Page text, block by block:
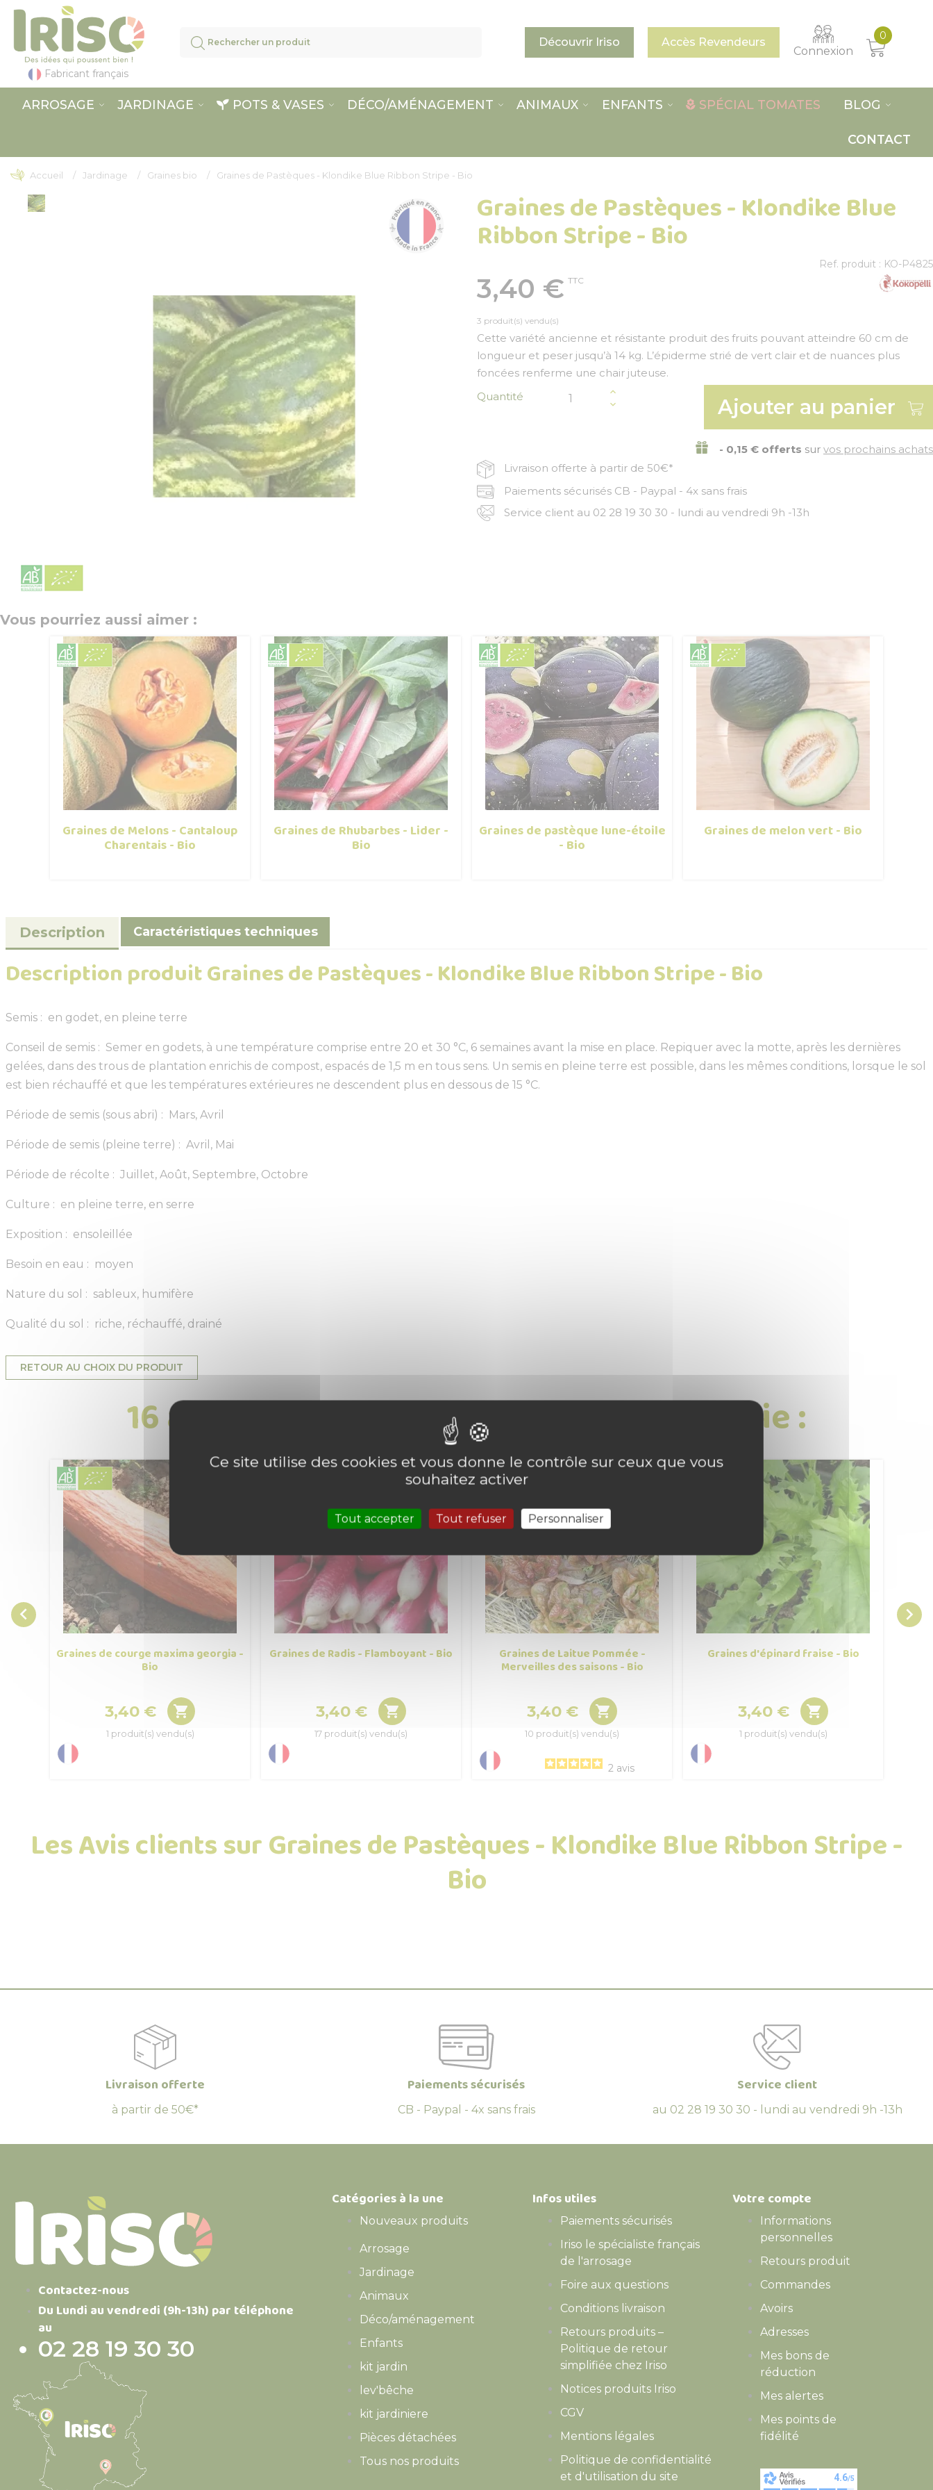
Fabricant français
Découvrir Iriso Accès Revendeurs
Connexion
0
ARROSAGE JARDINAGE POTS & VASES DÉCO/AMÉNAGEMENT ANIMAUX ENFANTS SPÉCIAL TOMATES BLOG
CONTACT
Accueil Jardinage Graines bio Graines de Pastèques - Klondike Blue Ribbon Stripe - Bio
Graines de Pastèques - Klondike Blue
Ribbon Stripe - Bio
Ref. produit : KO-P4825
3,40 € TTC
3 produit(s) vendu(s)
Cette variété ancienne et résistante produit des fruits pouvant atteindre 60 cm de
longueur et peser jusqu’à 14 kg. L’épiderme strié de vert clair et de nuances plus
foncées renferme une chair juteuse.
Quantité
Ajouter au panier
- 0,15 € offerts sur vos prochains achats
Livraison offerte à partir de 50€*
Paiements sécurisés CB - Paypal - 4x sans frais
Service client au 02 28 19 30 30 - lundi au vendredi 9h -13h
Vous pourriez aussi aimer :
Graines de Melons - Cantaloup
Charentais - Bio
Graines de Rhubarbes - Lider -
Bio
Graines de pastèque lune-étoile
- Bio
Graines de melon vert - Bio
Description Caractéristiques techniques
Description produit Graines de Pastèques - Klondike Blue Ribbon Stripe - Bio
Semis : en godet, en pleine terre
Conseil de semis : Semer en godets, à une température comprise entre 20 et 30 °C, 6 semaines avant la mise en place. Repiquer avec la motte, après les dernières
gelées, dans des trous de plantation enrichis de compost, espacés de 1,5 m en tous sens. Un semis en pleine terre est possible, dans les mêmes conditions, lorsque le sol
est bien réchauffé et que les températures extérieures ne descendent plus en dessous de 15 °C.
Période de semis (sous abri) : Mars, Avril
Période de semis (pleine terre) : Avril, Mai
Période de récolte : Juillet, Août, Septembre, Octobre
Culture : en pleine terre, en serre
Exposition : ensoleillée
Besoin en eau : moyen
Nature du sol : sableux, humifère
Qualité du sol : riche, réchauffé, drainé
RETOUR AU CHOIX DU PRODUIT
16 autres produits dans la même catégorie :

Graines de courge maxima georgia -
Bio
Prix
3,40 € 
1 produit(s) vendu(s)
Graines de Radis - Flamboyant - Bio
Prix
3,40 € 
17 produit(s) vendu(s)
Graines de Laitue Pommée -
Merveilles des saisons - Bio
Prix
3,40 € 
10 produit(s) vendu(s)
2 avis
Graines d'épinard fraise - Bio
Prix
3,40 € 
1 produit(s) vendu(s)

Les Avis clients sur Graines de Pastèques - Klondike Blue Ribbon Stripe -
Bio
Livraison offerte
à partir de 50€*
Paiements sécurisés
CB - Paypal - 4x sans frais
Service client
au 02 28 19 30 30 - lundi au vendredi 9h -13h
Contactez-nous
Du Lundi au vendredi (9h-13h) par téléphone
au
02 28 19 30 30
Catégories à la une
Nouveaux produits
Arrosage
Jardinage
Animaux
Déco/aménagement
Enfants
kit jardin
lev'bêche
kit jardiniere
Pièces détachées
Tous nos produits
Infos utiles
Paiements sécurisés
Iriso le spécialiste français
de l'arrosage
Foire aux questions
Conditions livraison
Retours produits –
Politique de retour
simplifiée chez Iriso
Notices produits Iriso
CGV
Mentions légales
Politique de confidentialité
et d'utilisation du site
Votre compte
Informations
personnelles
Retours produit
Commandes
Avoirs
Adresses
Mes bons de
réduction
Mes alertes
Mes points de
fidélité
Panneau de gestion des cookies
Ce site utilise des cookies et vous donne le contrôle sur ceux que vous
souhaitez activer
Tout accepter Tout refuser Personnaliser